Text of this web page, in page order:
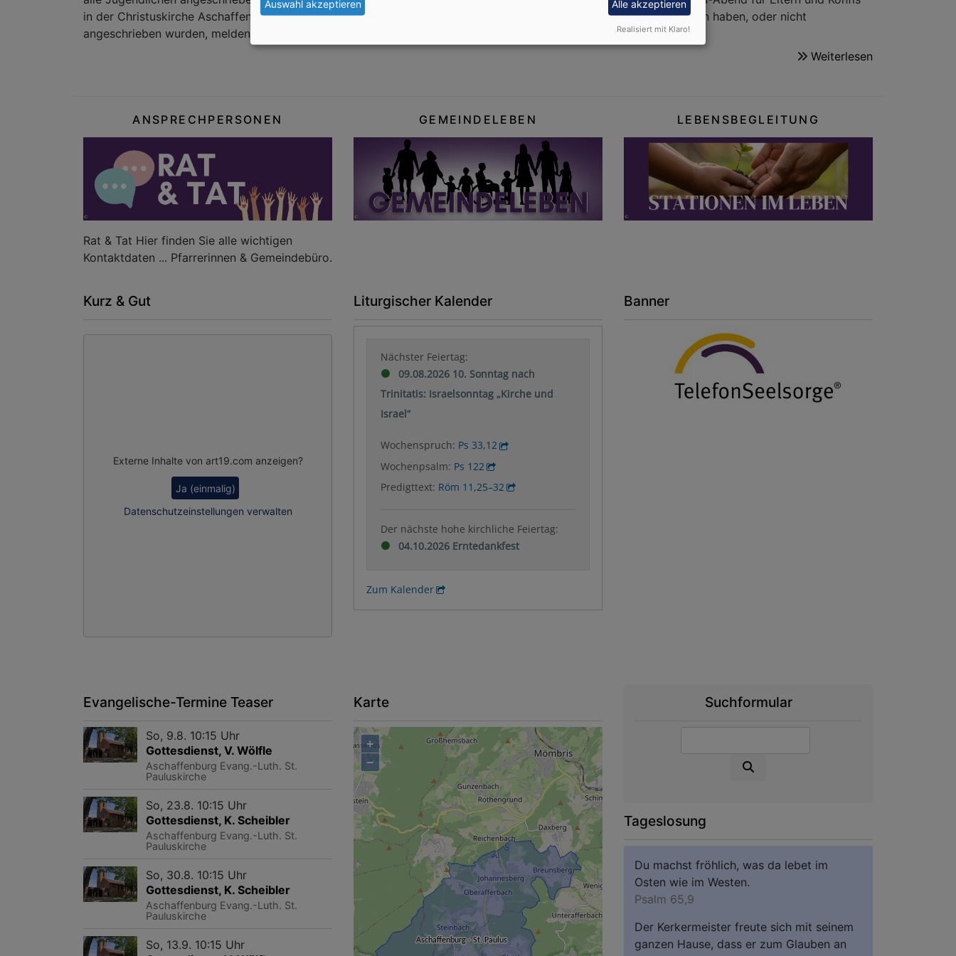
in der Christuskirche Aschaffenburg statt. Ende Juni 2026 ist dann der Anmeldeschluss. Wenn Sie dazu noch Fragen haben, oder nicht
angeschrieben wurden, melden Sie sich bitte im Pfarrbüro.
Weiterlesen
ANSPRECHPERSONEN
Rat & Tat Hier finden Sie alle wichtigen
Kontaktdaten ... Pfarrerinnen & Gemeindebüro.
GEMEINDELEBEN LEBENSBEGLEITUNG
Kurz & Gut
Externe Inhalte von art19.com anzeigen?
Ja (einmalig)
Datenschutzeinstellungen verwalten
Liturgischer Kalender
Nächster Feiertag:
09.08.2026 10. Sonntag nach
Trinitatis: Israelsonntag „Kirche und
Israel“
Wochenspruch: Ps 33,12
Wochenpsalm: Ps 122
Predigttext: Röm 11,25–32
Der nächste hohe kirchliche Feiertag:
04.10.2026 Erntedankfest
Zum Kalender
Banner
Evangelische-Termine Teaser
So, 9.8. 10:15 Uhr
Gottesdienst, V. Wölfle
Aschaffenburg Evang.-Luth. St.
Pauluskirche
So, 23.8. 10:15 Uhr
Gottesdienst, K. Scheibler
Aschaffenburg Evang.-Luth. St.
Pauluskirche
So, 30.8. 10:15 Uhr
Gottesdienst, K. Scheibler
Aschaffenburg Evang.-Luth. St.
Pauluskirche
So, 13.9. 10:15 Uhr
Karte
+
−
Suchformular
Tageslosung
Du machst fröhlich, was da lebet im
Osten wie im Westen.
Psalm 65,9
Der Kerkermeister freute sich mit seinem
ganzen Hause, dass er zum Glauben an
Auswahl akzeptieren Alle akzeptieren
Realisiert mit Klaro!